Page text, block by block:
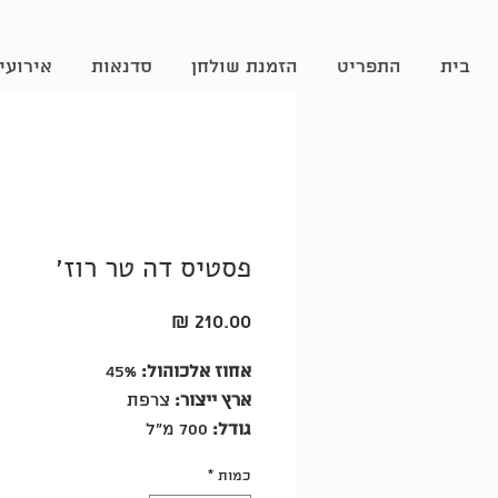
בית התפריט הזמנת שולחן סדנאות
פסטיס דה טר רוז׳
אחוז אלכוהול: 45%
ארץ ייצור: צרפת
גודל: 700 מ״ל
כמות *